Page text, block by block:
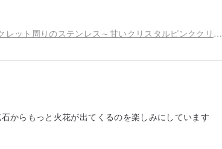
つま先もピカピカに～つま先アンクレット周りのステンレス～甘いクリスタルピンククリスタル
からもっと火花が出てくるのを楽しみにしています